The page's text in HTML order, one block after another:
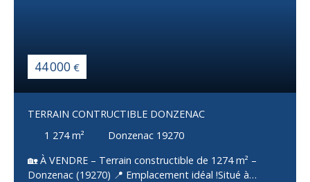
44 000 €
TERRAIN CONTRUCTIBLE DONZENAC
1 274m²
Donzenac 19270
🏡 À VENDRE – Terrain constructible de 1274 m² –
Donzenac (19270) 📍 Emplacement idéal !Situé à